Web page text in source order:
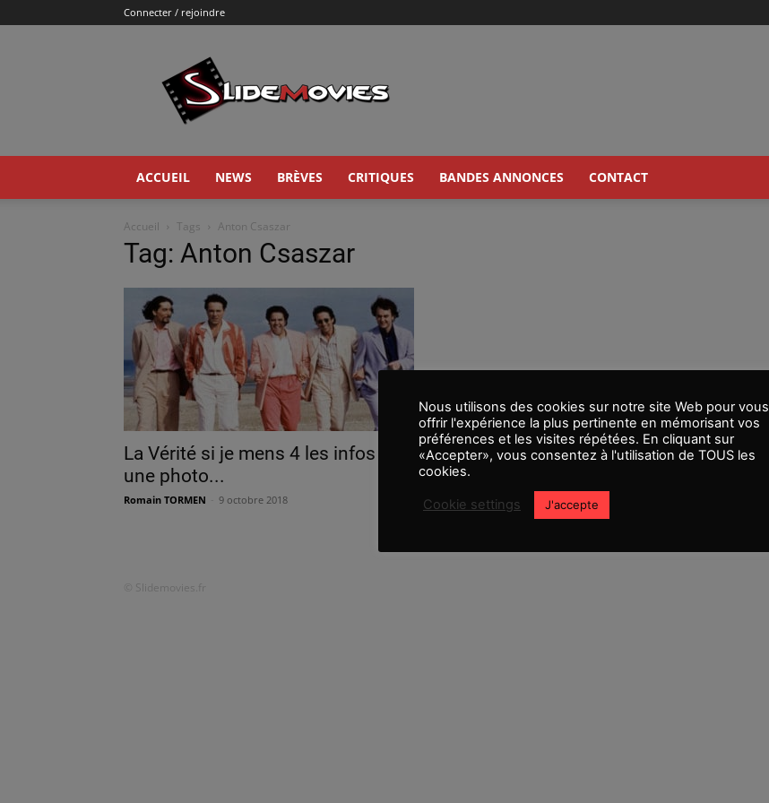
Connecter / rejoindre
ACCUEIL NEWS BRÈVES CRITIQUES BANDES ANNONCES CONTACT
Accueil Tags Anton Csaszar
Tag: Anton Csaszar
La Vérité si je mens 4 les infos et
une photo...
Romain TORMEN 9 octobre 2018
© Slidemovies.fr
Nous utilisons des cookies sur notre site Web pour vous
offrir l'expérience la plus pertinente en mémorisant vos
préférences et les visites répétées. En cliquant sur
«Accepter», vous consentez à l'utilisation de TOUS les
cookies.
Cookie settings J'accepte